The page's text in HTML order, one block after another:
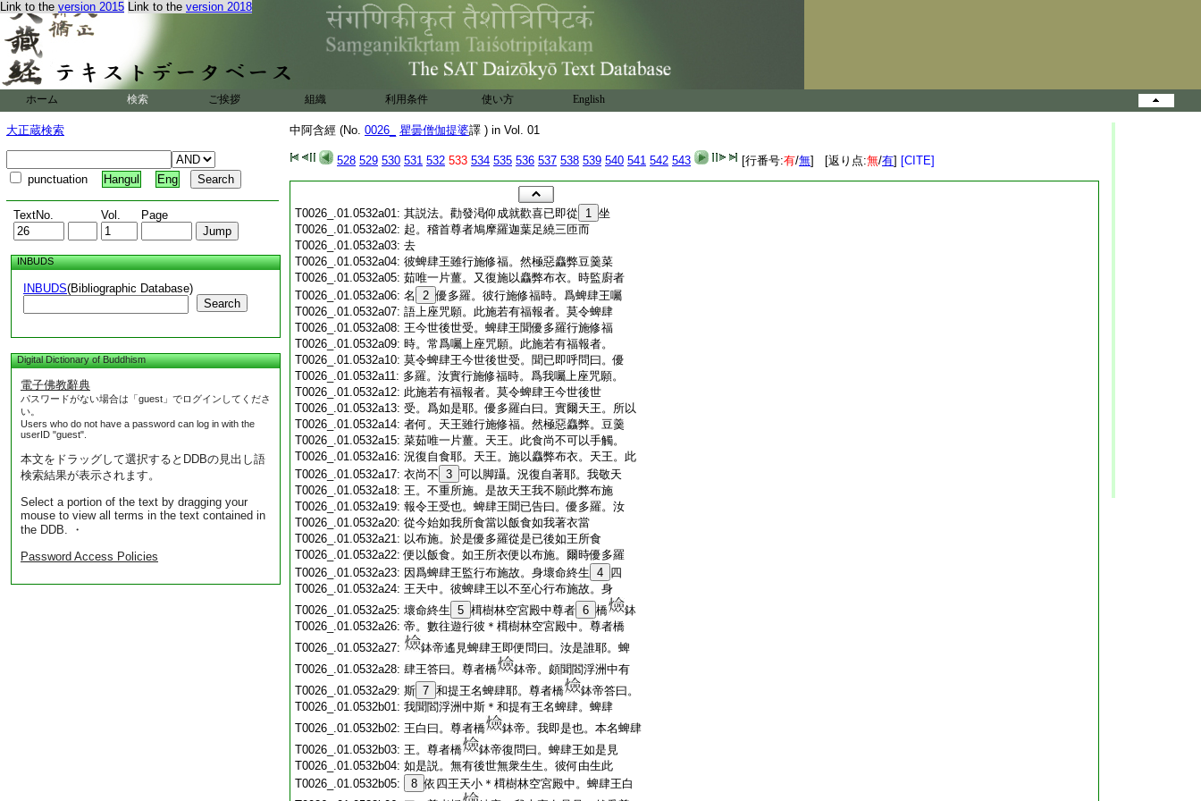
Link to the version 2015 Link to the version 2018
ホーム 検索 ご挨拶 組織 利用条件 使い方 English
大正蔵検索
punctuation Hangul Eng
TextNo. Vol. Page
INBUDS
INBUDS(Bibliographic Database)
Search
Digital Dictionary of Buddhism
電子佛教辭典
パスワードがない場合は「guest」でログインしてくださ
い。
Users who do not have a password can log in with the
userID "guest".
本文をドラッグして選択するとDDBの見出し語
検索結果が表示されます。
Select a portion of the text by dragging your
mouse to view all terms in the text contained in
the DDB. ・
Password Access Policies
中阿含經 (No. 0026_ 瞿曇僧伽提婆譯 ) in Vol. 01
528 529 530 531 532 533 534 535 536 537 538 539 540 541 542 543 [行番号:有/無] [返り点:無/有] [CITE]
T0026_.01.0532a01: 其説法。勸發渇仰成就歡喜已即從 1 坐
T0026_.01.0532a02: 起。稽首尊者鳩摩羅迦葉足繞三匝而
T0026_.01.0532a03: 去
T0026_.01.0532a04: 彼蜱肆王雖行施修福。然極惡麤弊豆羹菜
T0026_.01.0532a05: 茹唯一片薑。又復施以麤弊布衣。時監廚者
T0026_.01.0532a06: 名 2 優多羅。彼行施修福時。爲蜱肆王囑
T0026_.01.0532a07: 語上座咒願。此施若有福報者。莫令蜱肆
T0026_.01.0532a08: 王今世後世受。蜱肆王聞優多羅行施修福
T0026_.01.0532a09: 時。常爲囑上座咒願。此施若有福報者。
T0026_.01.0532a10: 莫令蜱肆王今世後世受。聞已即呼問曰。優
T0026_.01.0532a11: 多羅。汝實行施修福時。爲我囑上座咒願。
T0026_.01.0532a12: 此施若有福報者。莫令蜱肆王今世後世
T0026_.01.0532a13: 受。爲如是耶。優多羅白曰。實爾天王。所以
T0026_.01.0532a14: 者何。天王雖行施修福。然極惡麤弊。豆羹
T0026_.01.0532a15: 菜茹唯一片薑。天王。此食尚不可以手觸。
T0026_.01.0532a16: 況復自食耶。天王。施以麤弊布衣。天王。此
T0026_.01.0532a17: 衣尚不 3 可以脚躡。況復自著耶。我敬天
T0026_.01.0532a18: 王。不重所施。是故天王我不願此弊布施
T0026_.01.0532a19: 報令王受也。蜱肆王聞已告曰。優多羅。汝
T0026_.01.0532a20: 從今始如我所食當以飯食如我著衣當
T0026_.01.0532a21: 以布施。於是優多羅從是已後如王所食
T0026_.01.0532a22:便以飯食。如王所衣便以布施。爾時優多羅
T0026_.01.0532a23: 因爲蜱肆王監行布施故。身壞命終生 4 四
T0026_.01.0532a24: 王天中。彼蜱肆王以不至心行布施故。身
T0026_.01.0532a25: 壞命終生 5 榵樹林空宮殿中尊者 6 橋
鉢
T0026_.01.0532a26: 帝。數往遊行彼＊榵樹林空宮殿中。尊者橋
T0026_.01.0532a27:
鉢帝遙見蜱肆王即便問曰。汝是誰耶。蜱
T0026_.01.0532a28: 肆王答曰。尊者橋
鉢帝。頗聞閻浮洲中有
T0026_.01.0532a29: 斯 7 和提王名蜱肆耶。尊者橋
鉢帝答曰。
T0026_.01.0532b01: 我聞閻浮洲中斯＊和提有王名蜱肆。蜱肆
T0026_.01.0532b02: 王白曰。尊者橋
鉢帝。我即是也。本名蜱肆
T0026_.01.0532b03: 王。尊者橋
鉢帝復問曰。蜱肆王如是見
T0026_.01.0532b04: 如是説。無有後世無衆生生。彼何由生此
T0026_.01.0532b05:
8 依四王天小＊榵樹林空宮殿中。蜱肆王白